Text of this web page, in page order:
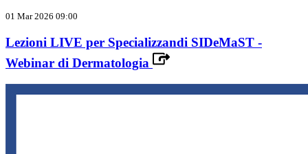
01 Mar 2026 09:00
Lezioni LIVE per Specializzandi SIDeMaST -
Webinar di Dermatologia